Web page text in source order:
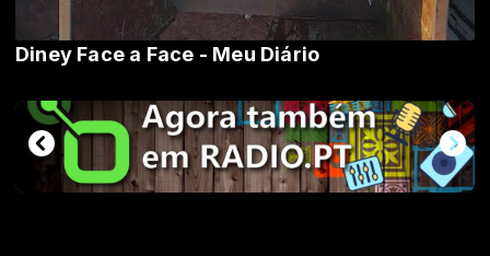
Diney Face a Face - Meu Diário